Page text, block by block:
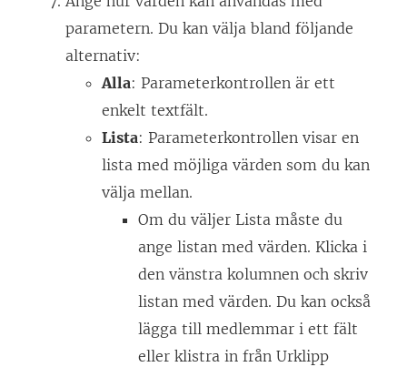
parametern. Du kan välja bland följande
alternativ:
Alla: Parameterkontrollen är ett
enkelt textfält.
Lista: Parameterkontrollen visar en
lista med möjliga värden som du kan
välja mellan.
Om du väljer Lista måste du
ange listan med värden. Klicka i
den vänstra kolumnen och skriv
listan med värden. Du kan också
lägga till medlemmar i ett fält
eller klistra in från Urklipp